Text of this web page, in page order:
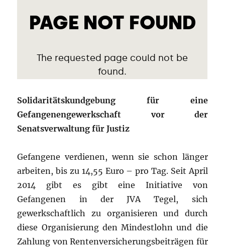
Solidaritätskundgebung für eine
Gefangenengewerkschaft vor der
Senatsverwaltung für Justiz
Gefangene verdienen, wenn sie schon länger
arbeiten, bis zu 14,55 Euro – pro Tag. Seit April
2014 gibt es gibt eine Initiative von
Gefangenen in der JVA Tegel, sich
gewerkschaftlich zu organisieren und durch
diese Organisierung den Mindestlohn und die
Zahlung von Rentenversicherungsbeiträgen für